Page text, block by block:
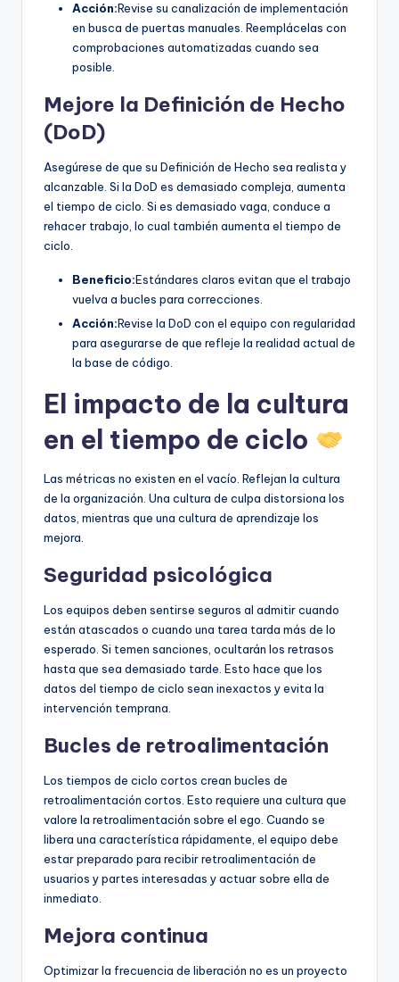
Acción:Revise su canalización de implementación
en busca de puertas manuales. Reemplácelas con
comprobaciones automatizadas cuando sea
posible.
Mejore la Definición de Hecho
(DoD)
Asegúrese de que su Definición de Hecho sea realista y
alcanzable. Si la DoD es demasiado compleja, aumenta
el tiempo de ciclo. Si es demasiado vaga, conduce a
rehacer trabajo, lo cual también aumenta el tiempo de
ciclo.
Beneficio:Estándares claros evitan que el trabajo
vuelva a bucles para correcciones.
Acción:Revise la DoD con el equipo con regularidad
para asegurarse de que refleje la realidad actual de
la base de código.
El impacto de la cultura
en el tiempo de ciclo
Las métricas no existen en el vacío. Reflejan la cultura
de la organización. Una cultura de culpa distorsiona los
datos, mientras que una cultura de aprendizaje los
mejora.
Seguridad psicológica
Los equipos deben sentirse seguros al admitir cuando
están atascados o cuando una tarea tarda más de lo
esperado. Si temen sanciones, ocultarán los retrasos
hasta que sea demasiado tarde. Esto hace que los
datos del tiempo de ciclo sean inexactos y evita la
intervención temprana.
Bucles de retroalimentación
Los tiempos de ciclo cortos crean bucles de
retroalimentación cortos. Esto requiere una cultura que
valore la retroalimentación sobre el ego. Cuando se
libera una característica rápidamente, el equipo debe
estar preparado para recibir retroalimentación de
usuarios y partes interesadas y actuar sobre ella de
inmediato.
Mejora continua
Optimizar la frecuencia de liberación no es un proyecto